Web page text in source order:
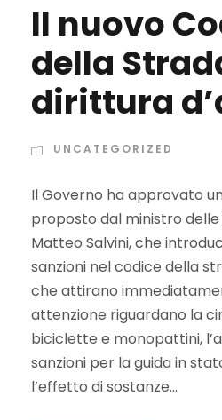
Il nuovo
della
dirittura
UNCATEGORIZED
Il Governo ha approvato
proposto dal ministro
Matteo Salvini, che
sanzioni nel codice della
che attirano
attenzione riguardano la
biciclette e monopattini,
sanzioni per la guida in
l’effetto di sostanze...